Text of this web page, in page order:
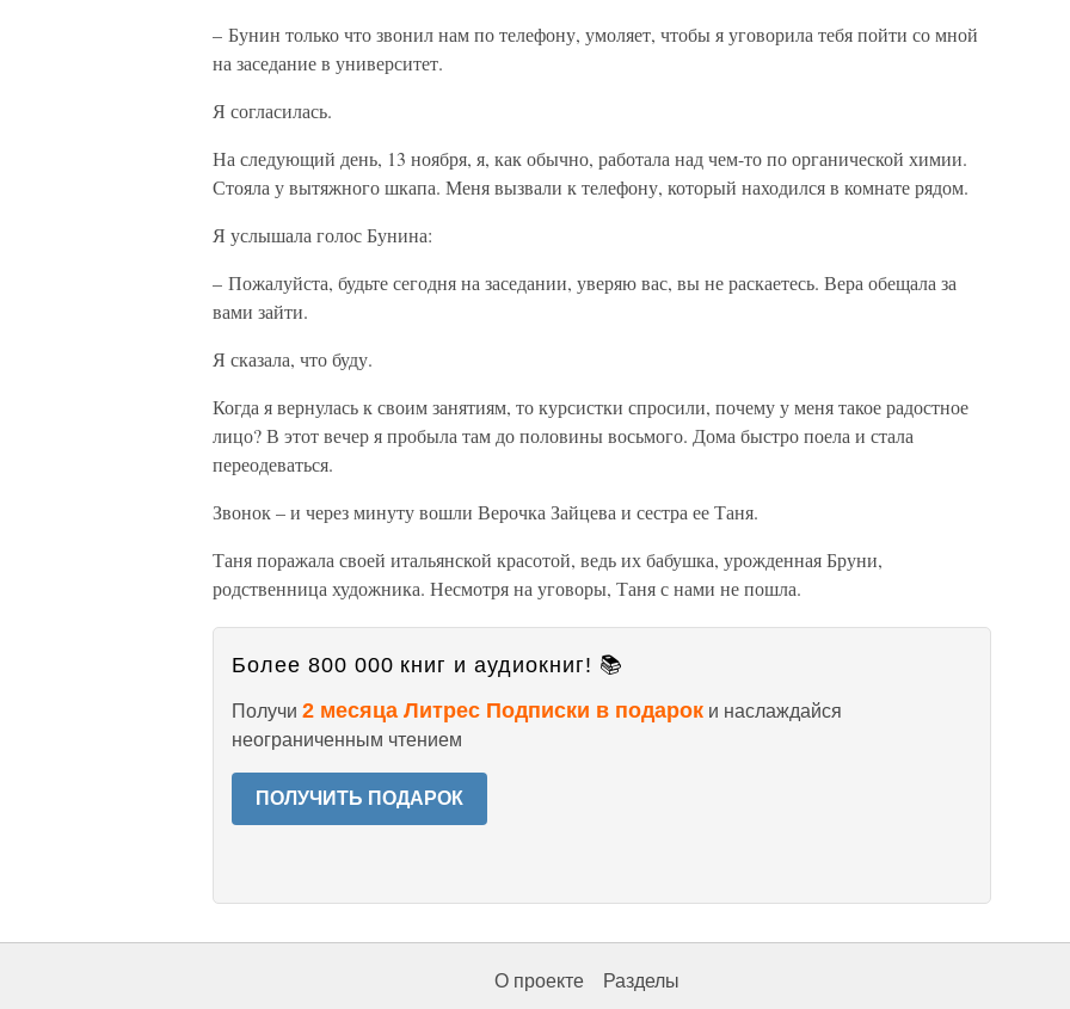
– Бунин только что звонил нам по телефону, умоляет, чтобы я уговорила тебя пойти со мной
на заседание в университет.
Я согласилась.
На следующий день, 13 ноября, я, как обычно, работала над чем-то по органической химии.
Стояла у вытяжного шкапа. Меня вызвали к телефону, который находился в комнате рядом.
Я услышала голос Бунина:
– Пожалуйста, будьте сегодня на заседании, уверяю вас, вы не раскаетесь. Вера обещала за
вами зайти.
Я сказала, что буду.
Когда я вернулась к своим занятиям, то курсистки спросили, почему у меня такое радостное
лицо? В этот вечер я пробыла там до половины восьмого. Дома быстро поела и стала
переодеваться.
Звонок – и через минуту вошли Верочка Зайцева и сестра ее Таня.
Таня поражала своей итальянской красотой, ведь их бабушка, урожденная Бруни,
родственница художника. Несмотря на уговоры, Таня с нами не пошла.
Более 800 000 книг и аудиокниг! 📚
Получи 2 месяца Литрес Подписки в подарок и наслаждайся
неограниченным чтением
ПОЛУЧИТЬ ПОДАРОК
О проекте Разделы